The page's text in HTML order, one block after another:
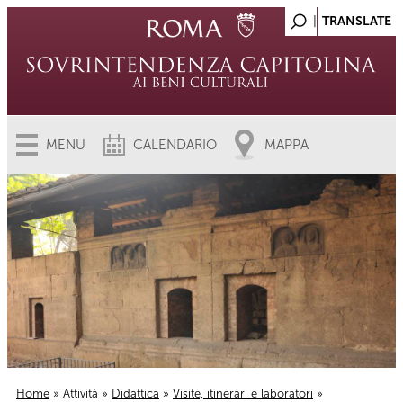
MENU CALENDARIO MAPPA
Home » Attività » Didattica » Visite, itinerari e laboratori »